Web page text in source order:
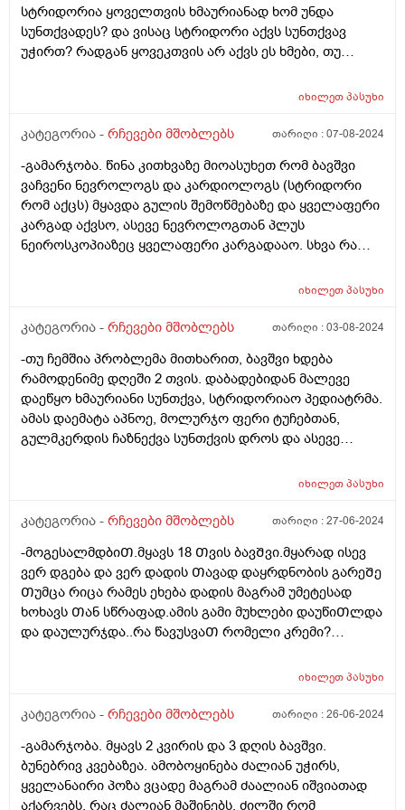
სტრიდორია ყოველთვის ხმაურიანად ხომ უნდა
სუნთქვადეს? და ვისაც სტრიდორი აქვს სუნთქვავ
უჭირთ? რადგან ყოვეკთვის არ აქვს ეს ხმები, თუ
ძალიან ეზნიქება ყელთან და გულმკერდთან.იხილეთპასუხი
კატეგორია - რჩევები მშობლებს თარიღი :07-08-2024
-გამარჯობა. წინა კითხვაზე მიოასუხეთ რომ ბავშვი
ვაჩვენი ნევროლოგს და კარდიოლოგს (სტრიდორი
რომ აქცს) მყავდა გულის შემოწმებაზე და ყველაფერი
კარგად აქვსო, ასევე ნევროლოგთან პლუს
ნეიროსკოპიაზეც ყველაფერი კარგადააო. სხვა რა
იხილეთპასუხი
კატეგორია - რჩევები მშობლებს თარიღი :03-08-2024
-თუ ჩემშია პრობლემა მითხარით, ბავშვი ხდება
რამოდენიმე დღეში 2 თვის. დაბადებიდან მალევე
დაეწყო ხმაურიანი სუნთქვა, სტრიდორიაო პედიატრმა.
ამას დაემატა აპნოე, მოლურჯო ფერი ტუჩებთან,
გულმკერდის ჩაზნექვა სუნთქვის დროს და ასევე
სიცილკისკისით გამომიშვა, ეს არაფერია, გაუვლის,
კარგად მიეწოდება ტვინს, ახლა გულის ექოსკოპიაზე
გუგლში ვკითხულობ რომ ბავშვი გადაუდებელ
დახმარებას საჭიროებს თუ სუნთქვის დროს
გულმკერდი ეზნიქება ასევე ყელთან და თუ აქვს
აპნოეო და რაღა ვქნა არ ვიცი, ისევ მივიყვანო ვინმე
სხვასთან? ანუ თითქოს როგორც კი გაიგებენ
სტრიდორი ხომ ნიშნავს იმას რომ ბავშვს ან
დიდ ძალას ატანს სუნთქვის დროს. როგორ მოვიქცე?
იხილეთპასუხი
კატეგორია - რჩევები მშობლებს თარიღი :27-06-2024
-მოგესალმდბიᲗ.მყავს 18 Თვის ბავᲨვი.მყარად ისევ
ვერ დგება და ვერ დადის Თავად დაყრდნობის გარეᲨე
Თუმცა რიცა რამეს ეხება დადის მაგრამ უმეტესად
ხოხავს Თან სწრაფად.ამის გამი მუხლები დაუწიᲗლდა
და დაულურჯდა..რა წავუსვაᲗ რომელი კრემი?
იხილეთპასუხი
კატეგორია - რჩევები მშობლებს თარიღი :26-06-2024
-გამარჯობა. მყავს 2 კვირის და 3 დღის ბავშვი.
ბუნებრივ კვებაზეა. ამობოყინება ძალიან უჭირს,
ყველანაირი პოზა ვცადე მაგრამ ძაალიან იშვიათად
აქარვებს. რაც ძალიან მაშინებს. ძილში რომ